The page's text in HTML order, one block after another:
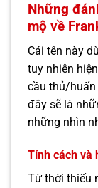
Những
mộ về
Cái tên này
tuy nhiên
cầu thủ/huấn
đây sẽ là
những nhìn
Tính cách và
Từ thời thiếu